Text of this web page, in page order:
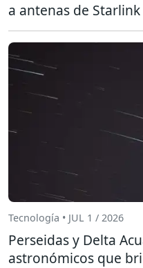
a antenas de Starlink
Tecnología • JUL 1 / 2026
Perseidas y Delta
astronómicos que